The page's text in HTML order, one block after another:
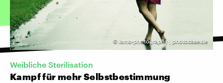
© lama-photography | photocase.de
Weibliche Sterilisation
Kampf für mehr Selbstbestimmung